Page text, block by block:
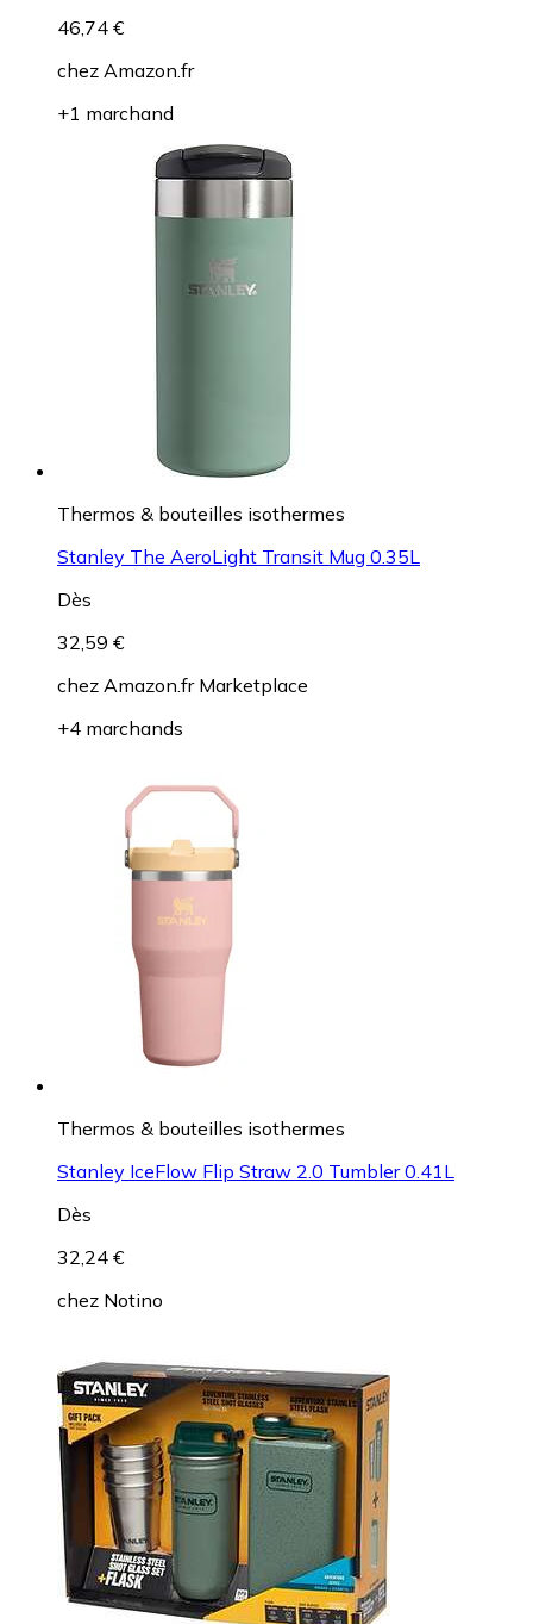
46,74 €
chez Amazon.fr
+1 marchand
Thermos & bouteilles isothermes
Stanley The AeroLight Transit Mug 0.35L
Dès
32,59 €
chez Amazon.fr Marketplace
+4 marchands
Thermos & bouteilles isothermes
Stanley IceFlow Flip Straw 2.0 Tumbler 0.41L
Dès
32,24 €
chez Notino